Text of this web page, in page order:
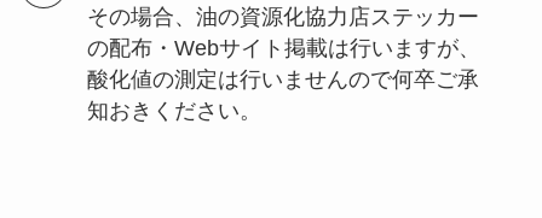
その場合、油の資源化協力店ステッカー
の配布・Webサイト掲載は行いますが、
酸化値の測定は行いませんので何卒ご承
知おきください。